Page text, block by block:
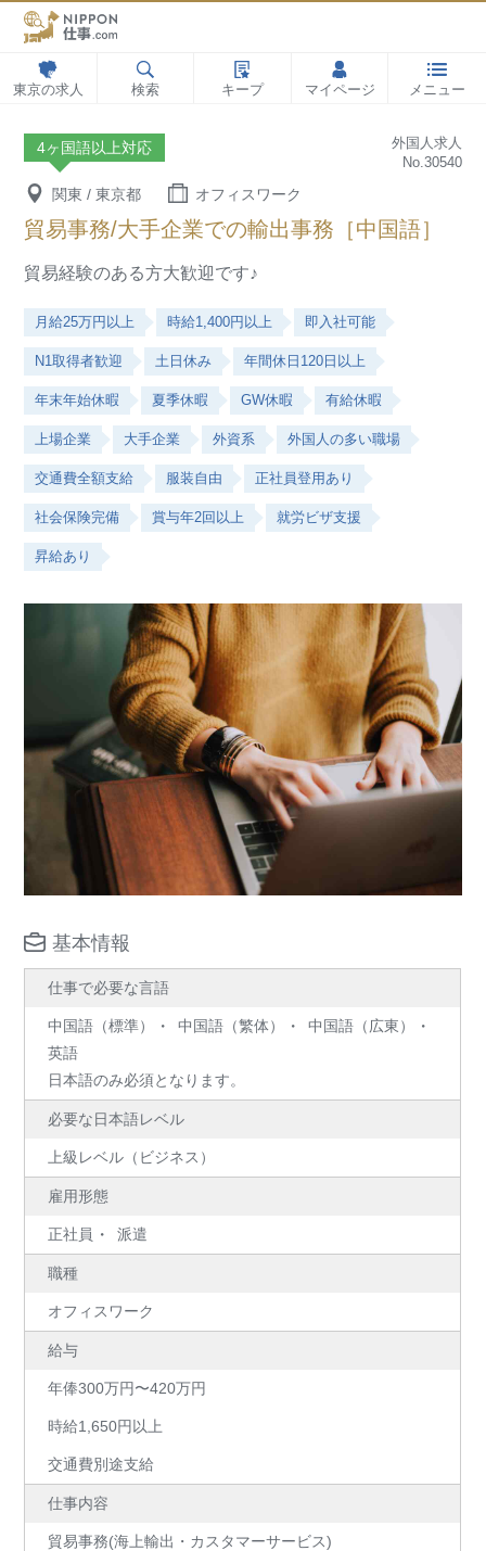
東京の求人 検索 キープ マイページ メニュー
4ヶ国語以上対応
外国人求人
No.30540
関東 / 東京都 オフィスワーク
貿易事務/大手企業での輸出事務［中国語］
貿易経験のある方大歓迎です♪
月給25万円以上 時給1,400円以上 即入社可能
N1取得者歓迎 土日休み 年間休日120日以上
年末年始休暇 夏季休暇 GW休暇 有給休暇
上場企業 大手企業 外資系 外国人の多い職場
交通費全額支給 服装自由 正社員登用あり
社会保険完備 賞与年2回以上 就労ビザ支援
昇給あり
基本情報
仕事で必要な言語
中国語（標準） 中国語（繁体）
中国語（広東）
英語
日本語のみ必須となります。
必要な日本語レベル
上級レベル（ビジネス）
雇用形態
正社員 派遣
職種
オフィスワーク
給与
年俸300万円〜420万円
時給1,650円以上
交通費別途支給
仕事内容
貿易事務(海上輸出・カスタマーサービス)